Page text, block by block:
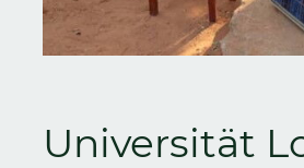
Universität